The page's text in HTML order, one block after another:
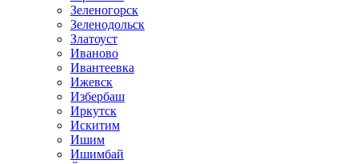
Зеленогорск
Зеленодольск
Златоуст
Иваново
Ивантеевка
Ижевск
Избербаш
Иркутск
Искитим
Ишим
Ишимбай